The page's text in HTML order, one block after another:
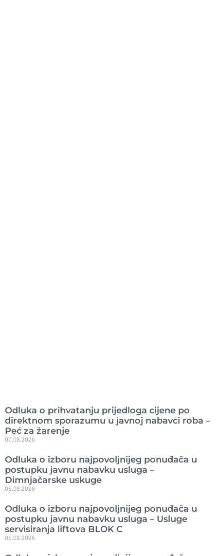
Odluka o prihvatanju prijedloga cijene po
direktnom sporazumu u javnoj nabavci roba –
Peć za žarenje
07.08.2026
Odluka o izboru najpovoljnijeg ponuđača u
postupku javnu nabavku usluga –
Dimnjačarske uskuge
06.08.2026
Odluka o izboru najpovoljnijeg ponuđača u
postupku javnu nabavku usluga – Usluge
servisiranja liftova BLOK C
06.08.2026